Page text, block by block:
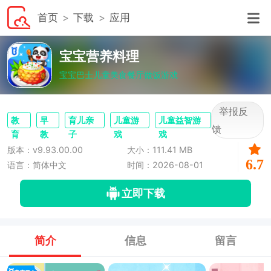
首页 下载 应用
宝宝营养料理
宝宝巴士儿童美食餐厅做饭游戏
教
育
早
教
育儿亲
子
儿童游
戏
儿童益智游
戏
举报反
馈
版本：v9.93.00.00
大小：111.41 MB
语言：简体中文
时间：2026-08-01 6.7
立即下载
简介 信息 留言